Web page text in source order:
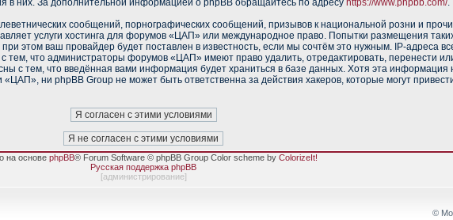
в них. За дополнительной информацией о phpBB обращайтесь по адресу https://www.phpbb.com/.
сообщений, порнографических сообщений, призывов к национальной розни и
услуги хостинга для форумов «ЦАП» или международное право. Попытки размещения
этом ваш провайдер будет поставлен в известность, если мы сочтём это нужным. IP-адреса
тем, что администраторы форумов «ЦАП» имеют право удалить, отредактировать, перенести
с тем, что введённая вами информация будет храниться в базе данных. Хотя эта информация
ни phpBB Group не может быть ответственна за действия хакеров, которые могут
на основе phpBB® Forum Software © phpBB Group Color scheme by ColorizeIt!
Русская поддержка phpBB
[администрирование]
©